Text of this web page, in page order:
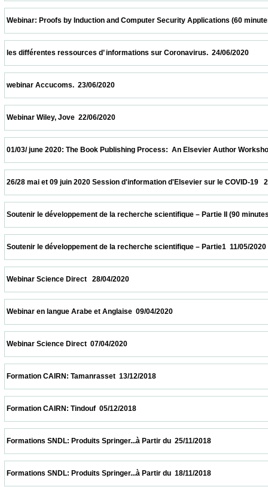
Webinar: Proofs by Induction and Computer Security Applications
les différentes ressources d’ informations sur Coronavirus.  24/
webinar Accucoms.  23/06/2020
Webinar Wiley, Jove  22/06/2020
01/03/ june 2020: The Book Publishing Process:  An Elsevier
26/28 mai et 09 juin 2020 Session d'information d'Elsevier sur le
Soutenir le développement de la recherche scientifique – Partie II
Soutenir le développement de la recherche scientifique –
Webinar Science Direct   28/04/2020
Webinar en langue Arabe et Anglaise  09/04/2020
Webinar Science Direct  07/04/2020
Formation CAIRN: Tamanrasset  13/12/2018
Formation CAIRN: Tindouf  05/12/2018
Formations SNDL: Produits Springer...à Partir du  25/11/2018
Formations SNDL: Produits Springer...à Partir du  18/11/2018